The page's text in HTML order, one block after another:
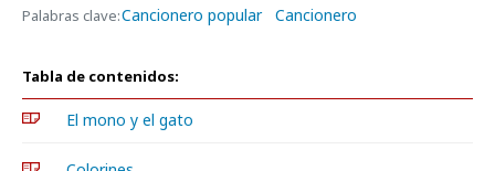
Palabras clave:Cancionero popular Cancionero
Tabla de contenidos:
El mono y el gato